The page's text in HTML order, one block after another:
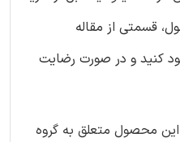
قسمتی از مقاله
کنید و در صورت رضایت
محصول متعلق به گروه